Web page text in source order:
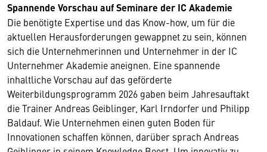
Spannende Vorschau auf Seminare der IC Akademie
Die benötigte Expertise und das Know-how, um für die
aktuellen Herausforderungen gewappnet zu sein, können
sich die Unternehmerinnen und Unternehmer in der IC
Unternehmer Akademie aneignen. Eine spannende
inhaltliche Vorschau auf das geförderte
Weiterbildungsprogramm 2026 gaben beim Jahresauftakt
die Trainer Andreas Geiblinger, Karl Irndorfer und Philipp
Baldauf. Wie Unternehmen einen guten Boden für
Innovationen schaffen können, darüber sprach Andreas